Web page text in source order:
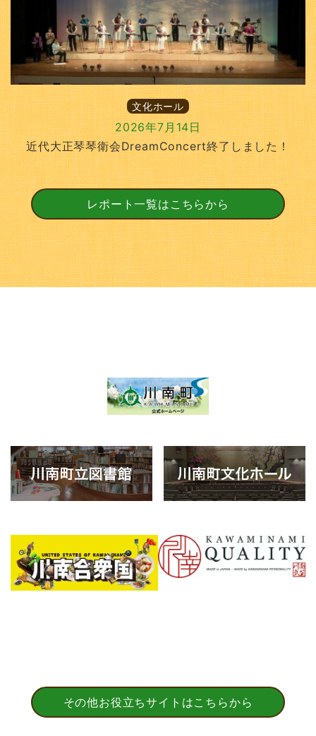
文化ホール
2026年7月14日
近代大正琴琴衛会DreamConcert終了しました！
レポート一覧はこちらから
その他お役立ちサイトはこちらから